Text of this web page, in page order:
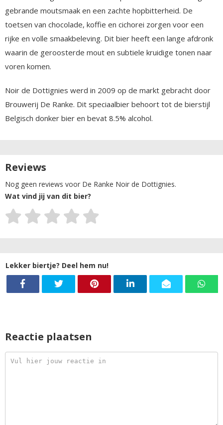
gebrande moutsmaak en een zachte hopbitterheid. De
toetsen van chocolade, koffie en cichorei zorgen voor een
rijke en volle smaakbeleving. Dit bier heeft een lange afdronk
waarin de geroosterde mout en subtiele kruidige tonen naar
voren komen.
Noir de Dottignies werd in 2009 op de markt gebracht door
Brouwerij De Ranke. Dit speciaalbier behoort tot de bierstijl
Belgisch donker bier en bevat 8.5% alcohol.
Reviews
Nog geen reviews voor De Ranke Noir de Dottignies.
Wat vind jij van dit bier?
Lekker biertje? Deel hem nu!
Reactie plaatsen